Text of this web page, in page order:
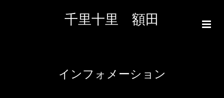
千里十里 額田
インフォメーション